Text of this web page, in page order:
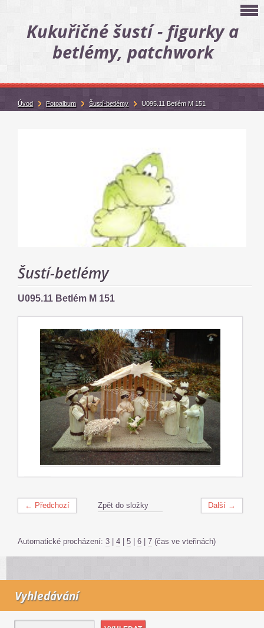
Kukuřičné šustí - figurky a
betlémy, patchwork
Šustí-betlémy
U095.11 Betlém M 151
← Předchozí Další →
Zpět do složky
Automatické procházení: 3 | 4 | 5 | 6 | 7 (čas ve vteřinách)
Vyhledávání
Úvod Fotoalbum Šustí-betlémy U095.11 Betlém M 151